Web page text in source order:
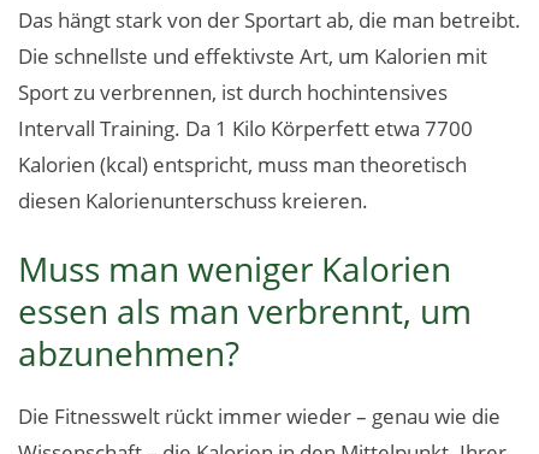
Das hängt stark von der Sportart ab, die man betreibt.
Die schnellste und effektivste Art, um Kalorien mit
Sport zu verbrennen, ist durch hochintensives
Intervall Training. Da 1 Kilo Körperfett etwa 7700
Kalorien (kcal) entspricht, muss man theoretisch
diesen Kalorienunterschuss kreieren.
Muss man weniger Kalorien
essen als man verbrennt, um
abzunehmen?
Die Fitnesswelt rückt immer wieder – genau wie die